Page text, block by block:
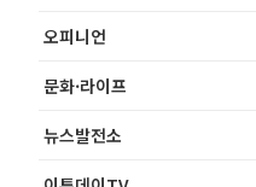
오피니언
문화·라이프
뉴스발전소